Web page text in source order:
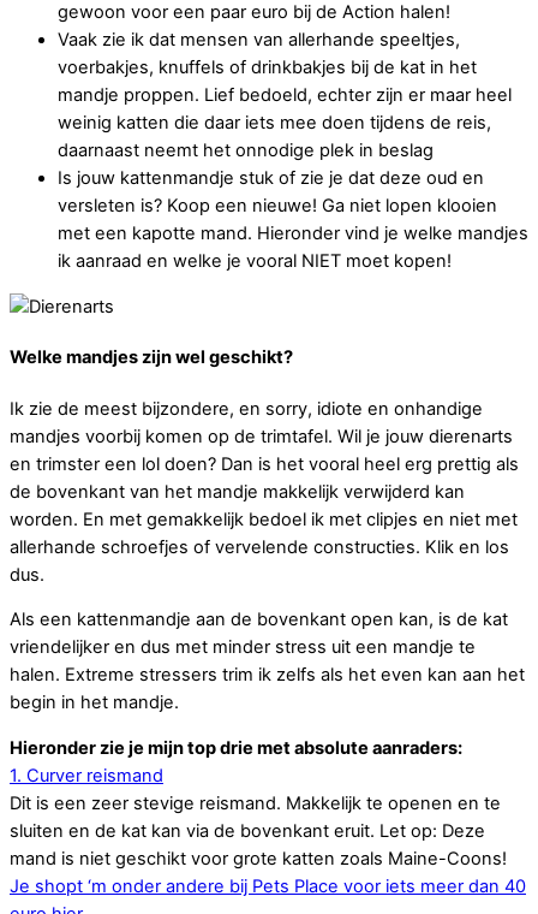
gewoon voor een paar euro bij de Action halen!
Vaak zie ik dat mensen van allerhande speeltjes,
voerbakjes, knuffels of drinkbakjes bij de kat in het
mandje proppen. Lief bedoeld, echter zijn er maar heel
weinig katten die daar iets mee doen tijdens de reis,
daarnaast neemt het onnodige plek in beslag
Is jouw kattenmandje stuk of zie je dat deze oud en
versleten is? Koop een nieuwe! Ga niet lopen klooien
met een kapotte mand. Hieronder vind je welke mandjes
ik aanraad en welke je vooral NIET moet kopen!
Welke mandjes zijn wel geschikt?
Ik zie de meest bijzondere, en sorry, idiote en onhandige
mandjes voorbij komen op de trimtafel. Wil je jouw dierenarts
en trimster een lol doen? Dan is het vooral heel erg prettig als
de bovenkant van het mandje makkelijk verwijderd kan
worden. En met gemakkelijk bedoel ik met clipjes en niet met
allerhande schroefjes of vervelende constructies. Klik en los
dus.
Als een kattenmandje aan de bovenkant open kan, is de kat
vriendelijker en dus met minder stress uit een mandje te
halen. Extreme stressers trim ik zelfs als het even kan aan het
begin in het mandje.
Hieronder zie je mijn top drie met absolute aanraders:
1. Curver reismand
Dit is een zeer stevige reismand. Makkelijk te openen en te
sluiten en de kat kan via de bovenkant eruit. Let op: Deze
mand is niet geschikt voor grote katten zoals Maine-Coons!
Je shopt ‘m onder andere bij Pets Place voor iets meer dan 40